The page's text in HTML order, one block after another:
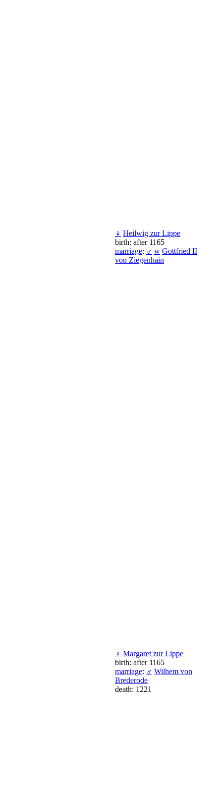
♀ Heilwig zur Lippe
birth: after 1165
marriage: ♂ w Gottfried II
von Ziegenhain
♀ Margaret zur Lippe
birth: after 1165
marriage: ♂ Wilhem von
Brederode
death: 1221